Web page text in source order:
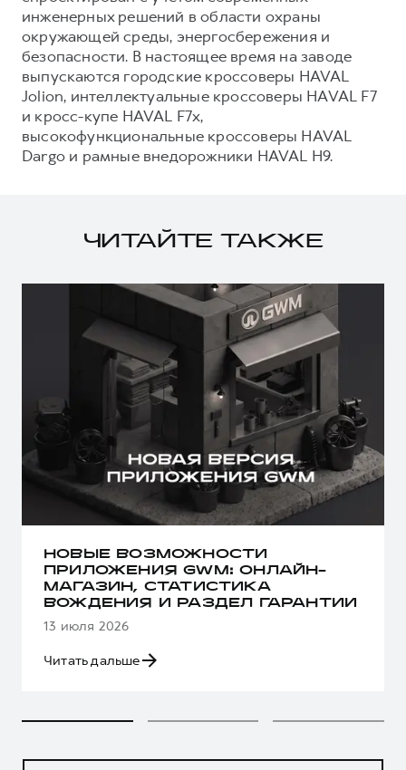
инженерных решений в области охраны
окружающей среды, энергосбережения и
безопасности. В настоящее время на заводе
выпускаются городские кроссоверы HAVAL
Jolion, интеллектуальные кроссоверы HAVAL F7
и кросс-купе HAVAL F7x,
высокофункциональные кроссоверы HAVAL
Dargo и рамные внедорожники HAVAL H9.
ЧИТАЙТЕ ТАКЖЕ
НОВЫЕ ВОЗМОЖНОСТИ
ПРИЛОЖЕНИЯ GWM: ОНЛАЙН-
МАГАЗИН, СТАТИСТИКА
ВОЖДЕНИЯ И РАЗДЕЛ ГАРАНТИИ
13 июля 2026
Читать дальше